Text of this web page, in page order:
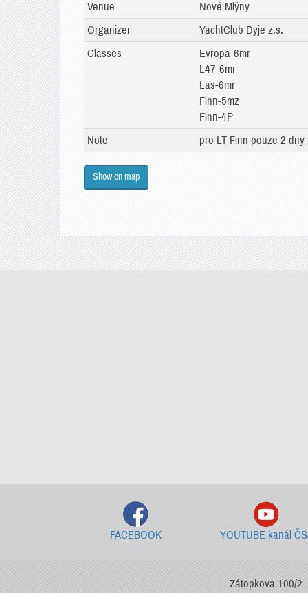
Venue
Nové Mlýny
Organizer
YachtClub Dyje z.s.
Classes
Evropa-6mr
L47-6mr
Las-6mr
Finn-5mz
Finn-4P
Note
pro LT Finn pouze 2
Show on map
FACEBOOK YOUTUBE kanál
Zátopkova 100/2